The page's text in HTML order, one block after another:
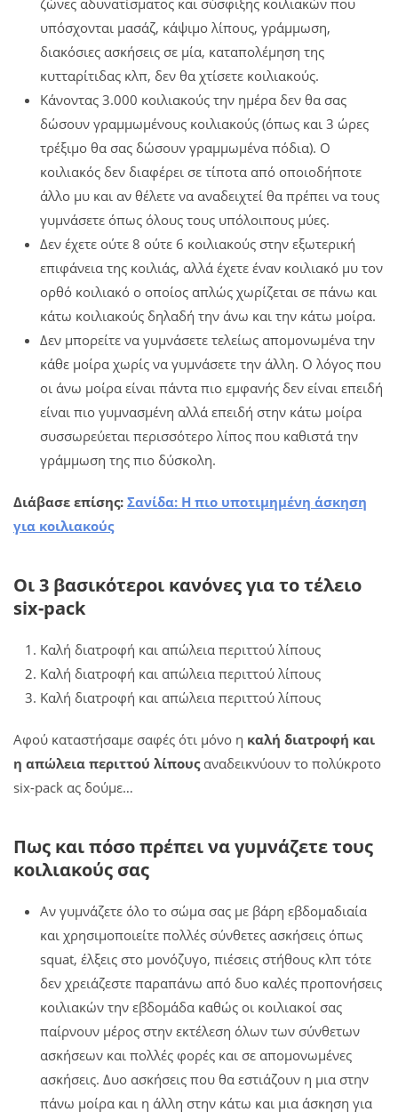
υπόσχονται μασάζ, κάψιμο λίπους, γράμμωση,
διακόσιες ασκήσεις σε μία, καταπολέμηση της
κυτταρίτιδας κλπ, δεν θα χτίσετε κοιλιακούς.
Κάνοντας 3.000 κοιλιακούς την ημέρα δεν θα σας
δώσουν γραμμωμένους κοιλιακούς (όπως και 3 ώρες
τρέξιμο θα σας δώσουν γραμμωμένα πόδια). Ο
κοιλιακός δεν διαφέρει σε τίποτα από οποιοδήποτε
άλλο μυ και αν θέλετε να αναδειχτεί θα πρέπει να τους
γυμνάσετε όπως όλους τους υπόλοιπους μύες.
Δεν έχετε ούτε 8 ούτε 6 κοιλιακούς στην εξωτερική
επιφάνεια της κοιλιάς, αλλά έχετε έναν κοιλιακό μυ τον
ορθό κοιλιακό ο οποίος απλώς χωρίζεται σε πάνω και
κάτω κοιλιακούς δηλαδή την άνω και την κάτω μοίρα.
Δεν μπορείτε να γυμνάσετε τελείως απομονωμένα την
κάθε μοίρα χωρίς να γυμνάσετε την άλλη. Ο λόγος που
οι άνω μοίρα είναι πάντα πιο εμφανής δεν είναι επειδή
είναι πιο γυμνασμένη αλλά επειδή στην κάτω μοίρα
συσσωρεύεται περισσότερο λίπος που καθιστά την
γράμμωση της πιο δύσκολη.
Διάβασε επίσης: Σανίδα: Η πιο υποτιμημένη άσκηση
για κοιλιακούς
Οι 3 βασικότεροι κανόνες για το τέλειο
six-pack
Καλή διατροφή και απώλεια περιττού λίπους
Καλή διατροφή και απώλεια περιττού λίπους
Καλή διατροφή και απώλεια περιττού λίπους
Αφού καταστήσαμε σαφές ότι μόνο η καλή διατροφή και
η απώλεια περιττού λίπουςαναδεικνύουν το πολύκροτο
six-pack ας δούμε…
Πως και πόσο πρέπει να γυμνάζετε τους
κοιλιακούς σας
Αν γυμνάζετε όλο το σώμα σας με βάρη εβδομαδιαία
και χρησιμοποιείτε πολλές σύνθετες ασκήσεις όπως
squat, έλξεις στο μονόζυγο, πιέσεις στήθους κλπ τότε
δεν χρειάζεστε παραπάνω από δυο καλές προπονήσεις
κοιλιακών την εβδομάδα καθώς οι κοιλιακοί σας
παίρνουν μέρος στην εκτέλεση όλων των σύνθετων
ασκήσεων και πολλές φορές και σε απομονωμένες
ασκήσεις. Δυο ασκήσεις που θα εστιάζουν η μια στην
πάνω μοίρα και η άλλη στην κάτω και μια άσκηση για